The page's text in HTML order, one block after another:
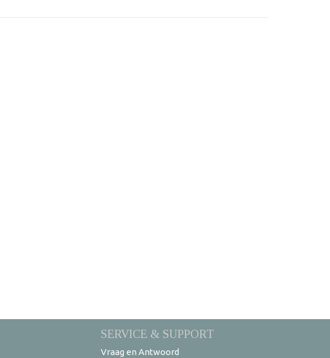
SERVICE & SUPPORT
Vraag en Antwoord